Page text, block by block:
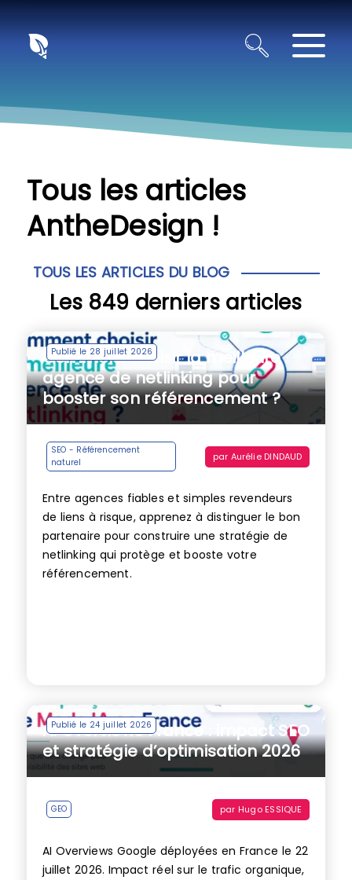
Tous les articles
AntheDesign !
TOUS LES ARTICLES DU BLOG
Les 849 derniers articles
Publié le 28 juillet 2026
Comment choisir la meilleure
agence de netlinking pour
booster son référencement ?
SEO - Référencement
naturel
par Aurélie DINDAUD
Entre agences fiables et simples revendeurs
de liens à risque, apprenez à distinguer le bon
partenaire pour construire une stratégie de
netlinking qui protège et booste votre
référencement.
Publié le 24 juillet 2026
AI Overviews France : impact SEO
et stratégie d’optimisation 2026
GEO par Hugo ESSIQUE
AI Overviews Google déployées en France le 22
juillet 2026. Impact réel sur le trafic organique,
Panneau de gestion des cookies